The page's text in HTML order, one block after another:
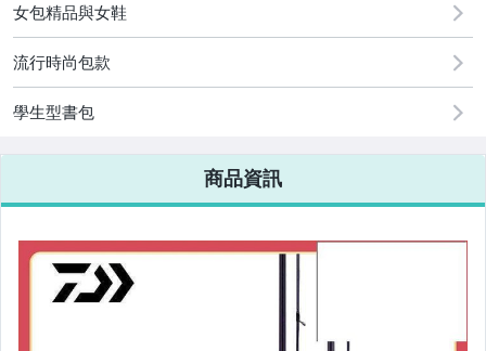
圖書/影音/文具
古董、藝術與礦石
手機、配件與通訊
美容保養與彩妝
電腦、平板與周邊
相機、攝影與周邊
運動、戶外與休閒
女包精品與女鞋
流行時尚包款
學生型書包
商品資訊